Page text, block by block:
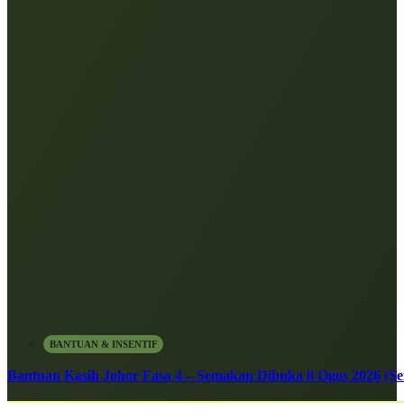
BANTUAN & INSENTIF
Bantuan Kasih Johor Fasa 4 – Semakan Dibuka 8 Ogos 2026